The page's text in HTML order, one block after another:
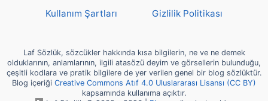
Çorum
deyim
Diyarbakır
Dünya Haritasında Türkiye
19/04/09
26/04/09
Kullanım Şartları Gizlilik Politikası
Laf Sözlük, sözcükler hakkında kısa bilgilerin, ne ve ne demek
olduklarının, anlamlarının, ilgili atasözü deyim ve görsellerin bulunduğu,
çeşitli kodlara ve pratik bilgilere de yer verilen genel bir blog sözlüktür.
Blog içeriği Creative Commons Atıf 4.0 Uluslararası Lisansı (CC BY)
kapsamında kullanıma açıktır.